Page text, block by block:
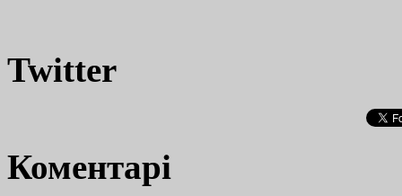
Twitter
Коментарі